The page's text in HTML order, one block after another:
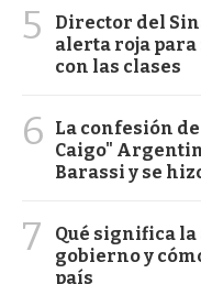
5
Director del
alerta roja para
con las clases
6
La confesión
Caigo"
Barassi y se
7
Qué significa
gobierno y
país